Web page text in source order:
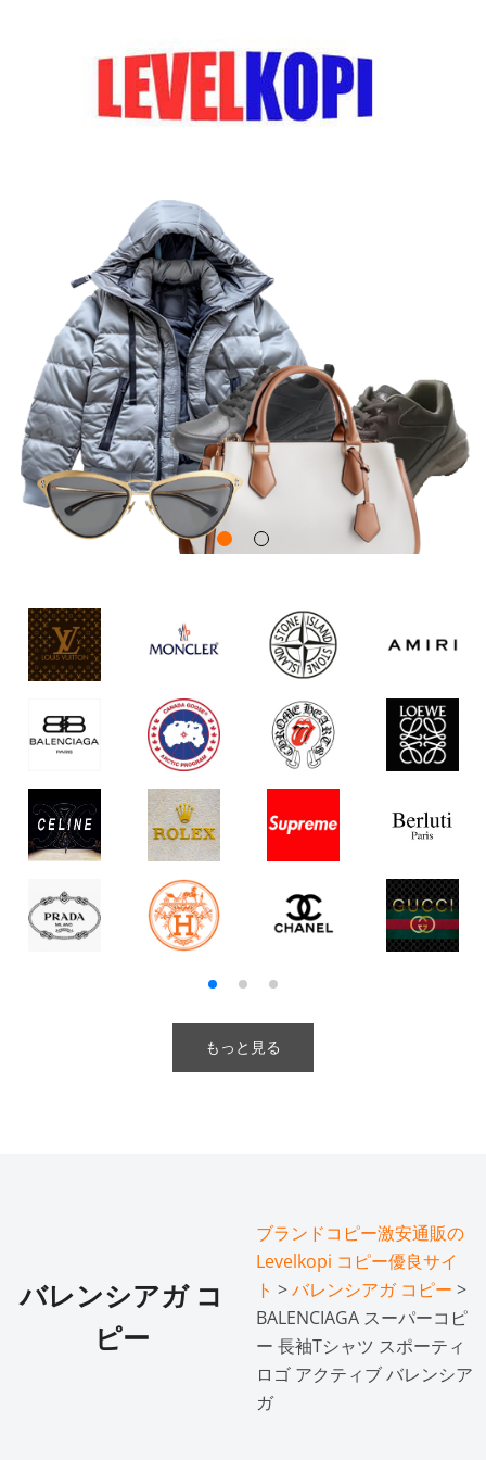
もっと見る
バレンシアガ コ
ピー
ブランドコピー激安通販の
Levelkopi コピー優良サイ
ト >バレンシアガ コピー >
BALENCIAGA スーパーコピ
ー 長袖Tシャツ スポーティ
ロゴ アクティブ バレンシア
ガ